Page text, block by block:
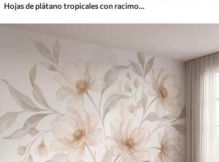
Hojas de plátano tropicales con racimos de bayas de café rojas, estilo acuarela